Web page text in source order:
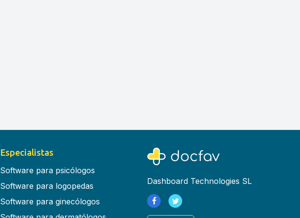
Especialistas
Software para psicólogos
Software para logopedas
Software para ginecólogos
Dashboard Technologies SL